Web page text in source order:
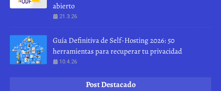
abierto
21.3.26
Guía Definitiva de Self-Hosting 2026: 50
herramientas para recuperar tu privacidad
10.4.26
Post Destacado